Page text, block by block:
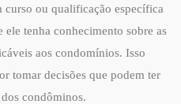
ou qualificação específica
tenha conhecimento sobre as
aos condomínios. Isso
tomar decisões que podem ter
condôminos.